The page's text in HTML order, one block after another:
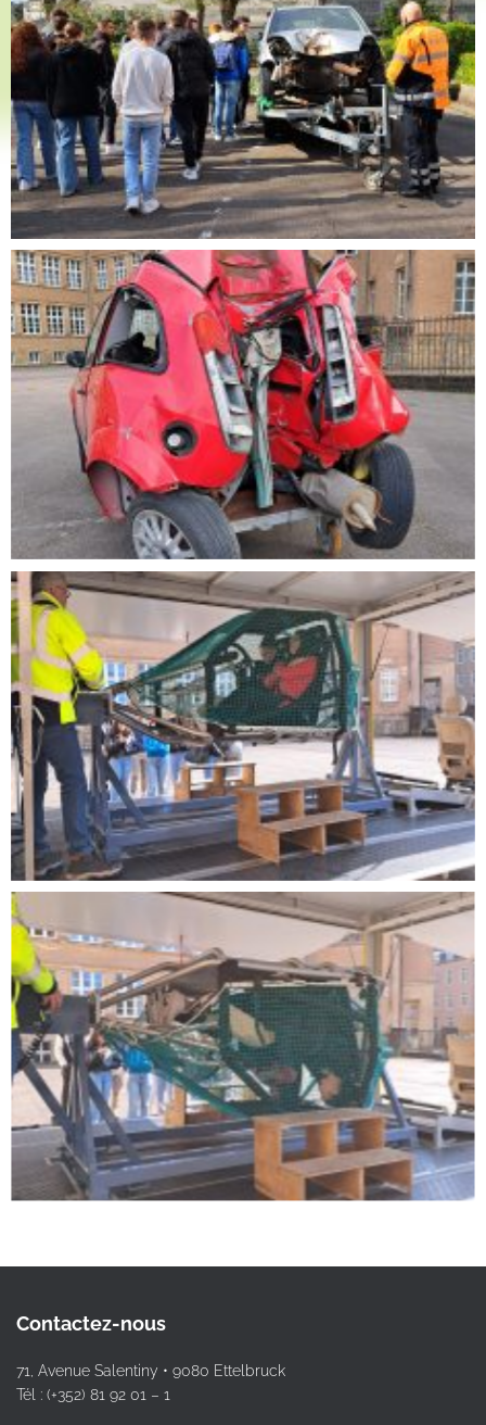
Contactez-nous
71, Avenue Salentiny • 9080 Ettelbruck
Tél : (+352) 81 92 01 – 1